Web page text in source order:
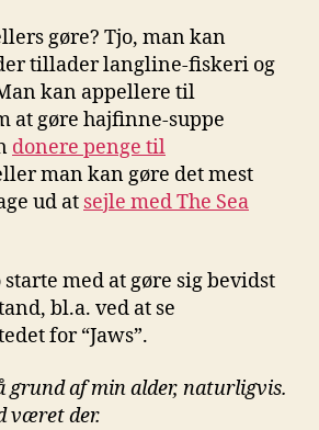
gøre? Tjo, man kan
tillader langline-fiskeri og
kan appellere til
at gøre hajfinne-suppe
donere penge til
man kan gøre det mest
ud at sejle med The Sea
med at gøre sig bevidst
bl.a. ved at se
for “Jaws”.
grund af min alder, naturligvis.
været der.